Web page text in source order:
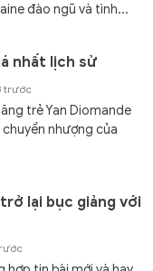
đào ngũ và tình...
nhất lịch sử
trước
trẻ Yan Diomande
chuyển nhượng của
lại bục giảng với